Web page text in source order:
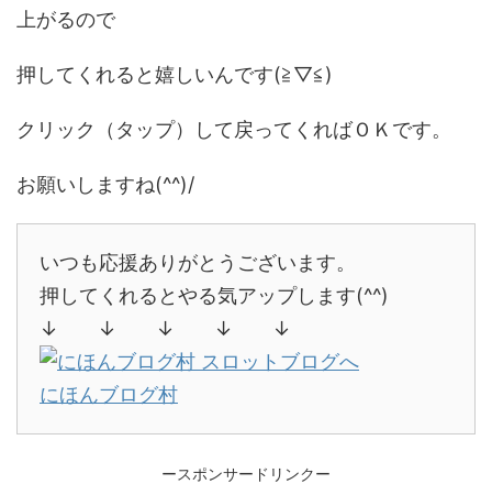
上がるので
押してくれると嬉しいんです(≧▽≦)
クリック（タップ）して戻ってくればＯＫです。
お願いしますね(^^)/
いつも応援ありがとうございます。
押してくれるとやる気アップします(^^)
↓ ↓ ↓ ↓ ↓
にほんブログ村
ースポンサードリンクー